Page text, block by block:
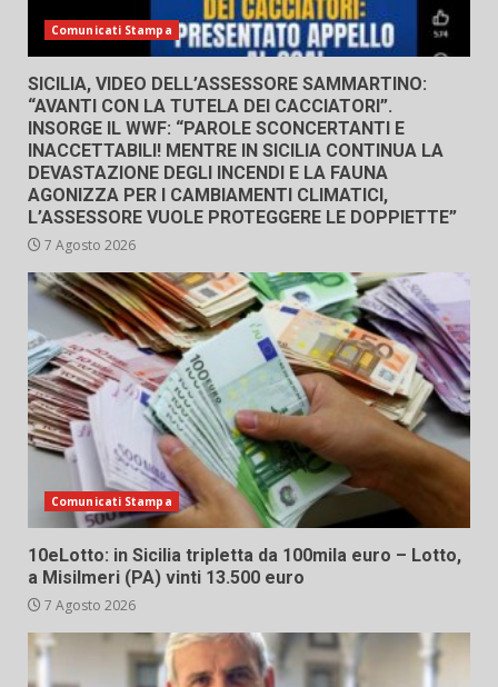
Comunicati Stampa
SICILIA, VIDEO DELL’ASSESSORE SAMMARTINO:
“AVANTI CON LA TUTELA DEI CACCIATORI”.
INSORGE IL WWF: “PAROLE SCONCERTANTI E
INACCETTABILI! MENTRE IN SICILIA CONTINUA LA
DEVASTAZIONE DEGLI INCENDI E LA FAUNA
AGONIZZA PER I CAMBIAMENTI CLIMATICI,
L’ASSESSORE VUOLE PROTEGGERE LE DOPPIETTE”
7 Agosto 2026
Comunicati Stampa
10eLotto: in Sicilia tripletta da 100mila euro – Lotto,
a Misilmeri (PA) vinti 13.500 euro
7 Agosto 2026